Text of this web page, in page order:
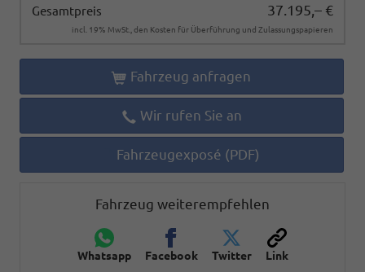
Gesamtpreis 37.195,– €
incl. 19% MwSt., den Kosten für Überführung und Zulassungspapieren
Fahrzeug anfragen
Wir rufen Sie an
Fahrzeugexposé (PDF)
Fahrzeug weiterempfehlen
Whatsapp Facebook Twitter Link